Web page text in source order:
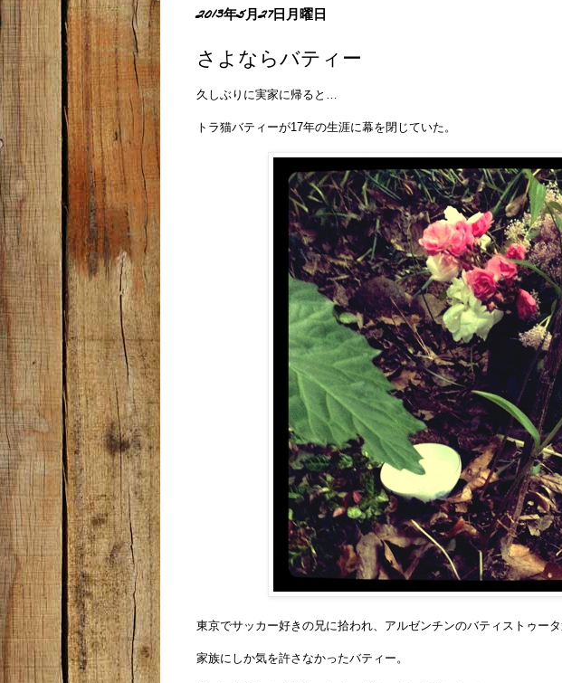
2013年5月27日月曜日
さよならバティー
久しぶりに実家に帰ると…
トラ猫バティーが17年の生涯に幕を閉じていた。
東京でサッカー好きの兄に拾われ、アルゼンチンのバティストゥー
家族にしか気を許さなかったバティー。